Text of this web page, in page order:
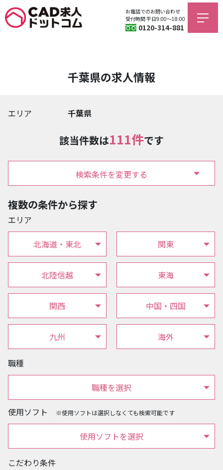
お電話でのお問い合わせ
受付時間 平日9:00〜18:00
0120-314-881
千葉県の求人情報
エリア 千葉県
該当件数は111件です
検索条件を変更する
複数の条件から探す
エリア
北海道・東北 関東
北陸信越 東海
関西 中国・四国
九州 海外
職種
職種を選択
使用ソフト ※使用ソフトは選択しなくても検索可能です
使用ソフトを選択
こだわり条件